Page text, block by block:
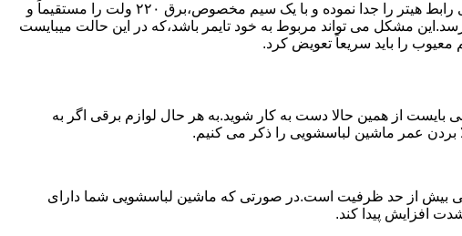
مشکل ۷:ﻫﯿﺘﺮ لباسشویی آب را ﮔﺮم نمیکند.نحوه رﻓﻊ:ﻫﻤﺎﻧﻨﺪ ﮔﺬﺷﺘﻪ بهمنظور اﻓﺰاﯾﺶ ﺳﺮﻋﺖ ﻋﻤﻞ در مشکلیابی،بهتر است سیمهای راﺑﻂ ﻫﯿﺘﺮ را ﺟﺪا ﻧﻤﻮده و ﺑﺎ ﯾﮏ ﺳﯿﻢ ﻣﺨﺼﻮص،برق ۲۲۰ ولت را مستقیماً و
ﻣﺸﮑﻞ می تواند مربوط به ﺧﻮد ﺗﺎﯾﻤﺮ باشد،ﮐﻪ در این حالت میبایست
را ﺑﺎﯾﺪ سریعاً ﺗﻌﻮﯾﺾ کرد.
بایست از همین حالا دست به کار شوید.به هر حال لوازم برقی اگر به
بیش از حد ظرفیت است.در صورتی که ماشین لباسشویی شما دارای